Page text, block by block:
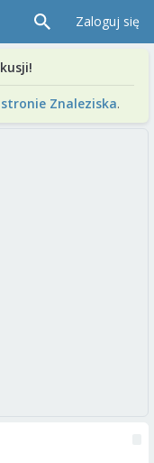
Zaloguj się
stronie Znaleziska.